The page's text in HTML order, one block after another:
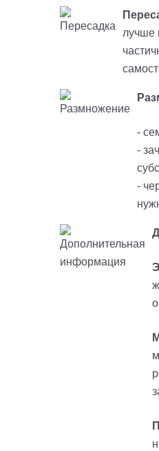
лучше
-
-
-